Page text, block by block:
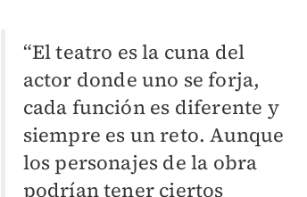
“El teatro es la cuna del
actor donde uno se forja,
cada función es diferente y
siempre es un reto. Aunque
los personajes de la obra
podrían tener ciertos